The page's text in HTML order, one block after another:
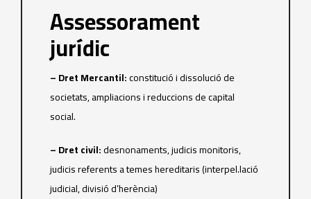
Assessorament
jurídic
– Dret Mercantil:constitució i dissolució de
societats, ampliacions i reduccions de capital
social.
– Dret civil:desnonaments, judicis monitoris,
judicis referents a temes hereditaris (interpel.lació
judicial, divisió d’herència)